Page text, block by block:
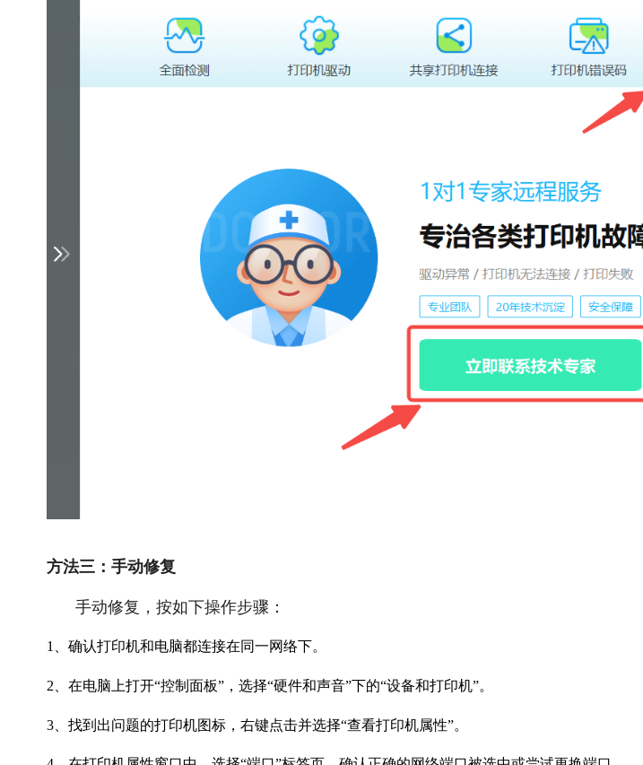
方法三：手动修复
手动修复，按如下操作步骤：
1、确认打印机和电脑都连接在同一网络下。
2、在电脑上打开“控制面板”，选择“硬件和声音”下的“设备和打印机”。
3、找到出问题的打印机图标，右键点击并选择“查看打印机属性”。